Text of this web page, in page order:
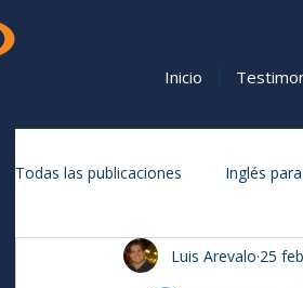
Inicio
Todas las publicaciones Inglés
Vocabulario y Expresiones en Inglés
Luis Arevalo 25